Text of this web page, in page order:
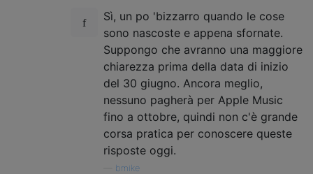
Sì, un po 'bizzarro quando le cose
sono nascoste e appena sfornate.
Suppongo che avranno una maggiore
chiarezza prima della data di inizio
del 30 giugno. Ancora meglio,
nessuno pagherà per Apple Music
fino a ottobre, quindi non c'è grande
corsa pratica per conoscere queste
risposte oggi.
bmike